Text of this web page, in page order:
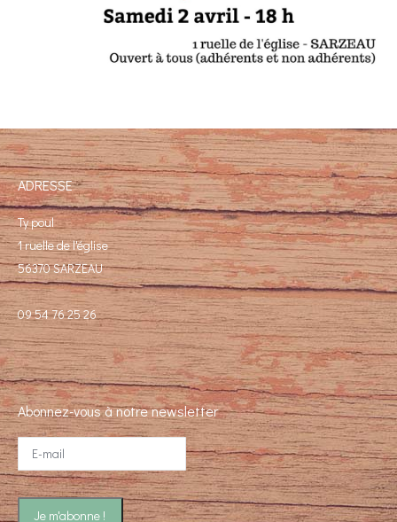
ADRESSE
Ty poul
1 ruelle de l'église
56370 SARZEAU
09 54 76 25 26
Abonnez-vous à notre newsletter